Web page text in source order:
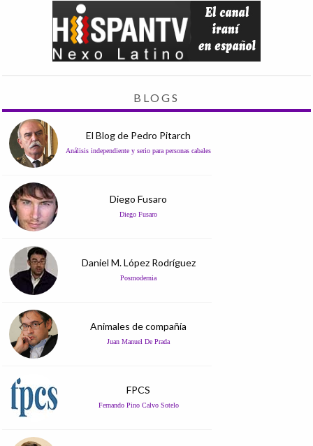
BLOGS
El Blog de Pedro Pitarch
Análisis independiente y serio para personas cabales
Diego Fusaro
Diego Fusaro
Daniel M. López Rodríguez
Posmodernia
Animales de compañía
Juan Manuel De Prada
FPCS
Fernando Pino Calvo Sotelo